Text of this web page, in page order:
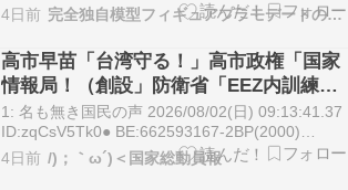
うなら地の利を生かすタクティカル、日本のタク
ティカルの参考にもなる戦術プランと戦略プラン
を考案した軍師並みの知能も機転もない、二代目
風影と違いリーダー自ら戦線を切る果敢なる勇気
もないため立派…
4日前 完全独自模型フィギュアプラモデートの公開
高市早苗「台湾守る！」高市政権「国家
情報局！（創設」防衛省「EEZ内訓練に
抗議！（中国批判」日本「熊本地震」台
湾「支援！」スヌーピー「ありがとう台
湾（画像」→
1: 名も無き国民の声 2026/08/02(日) 09:13:41.37
ID:zqCsV5Tk0● BE:662593167-2BP(2000)
https://hayabusa3.2ch.sc/test/read.cgi/news/
名も無き国民…
4日前 /)；｀ω´)＜国家総動員報